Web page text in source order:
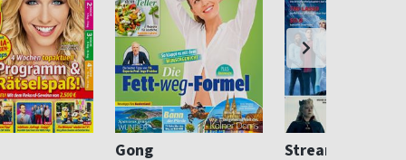
Gong
Streaming